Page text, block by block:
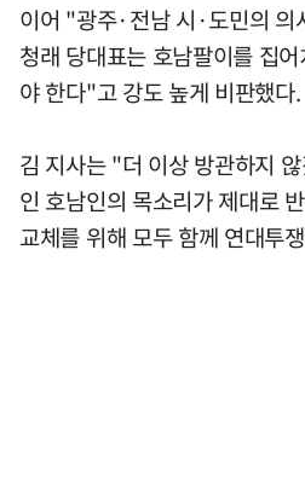
이어 "광주·전남 시·도민의 의
청래 당대표는 호남팔이를 집
야 한다"고 강도 높게 비판했다.
김 지사는 "더 이상 방관하지
인 호남인의 목소리가 제대로
교체를 위해 모두 함께 연대투